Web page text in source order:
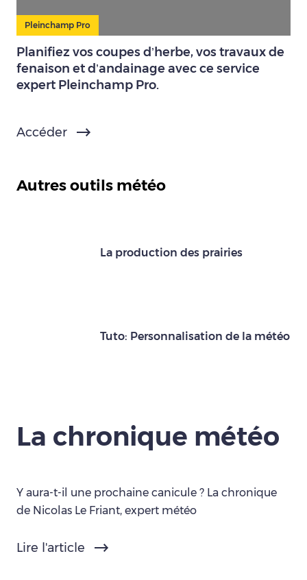
Pleinchamp Pro
Planifiez vos coupes d’herbe, vos travaux de
fenaison et d’andainage avec ce service
expert Pleinchamp Pro.
Accéder
Autres outils météo
La production des prairies
Tuto: Personnalisation de la météo
La chronique météo
Y aura-t-il une prochaine canicule ? La chronique
de Nicolas Le Friant, expert météo
Lire l'article